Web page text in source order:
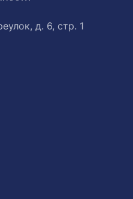
д. 6, стр. 1